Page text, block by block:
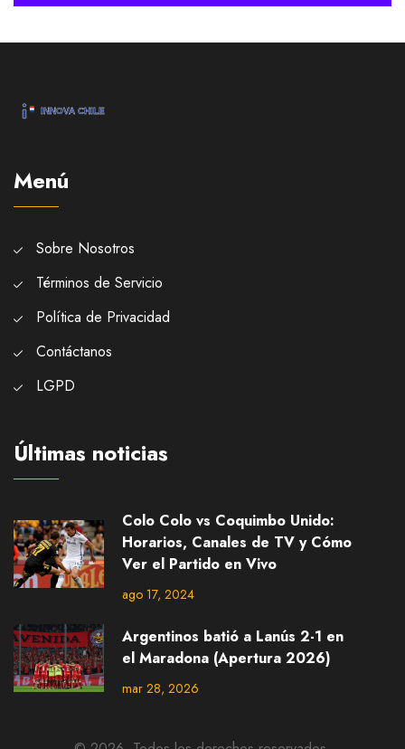
Menú
Sobre Nosotros
Términos de Servicio
Política de Privacidad
Contáctanos
LGPD
Últimas noticias
Colo Colo vs Coquimbo Unido:
Horarios, Canales de TV y Cómo
Ver el Partido en Vivo
ago 17, 2024
Argentinos batió a Lanús 2-1 en
el Maradona (Apertura 2026)
mar 28, 2026